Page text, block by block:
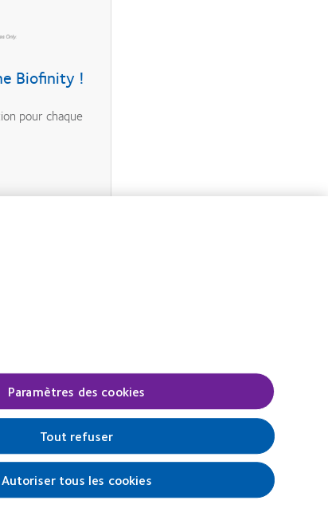
Biofinity !
pour chaque
débute.
par
Paramètres des cookies
Tout refuser
Autoriser tous les cookies